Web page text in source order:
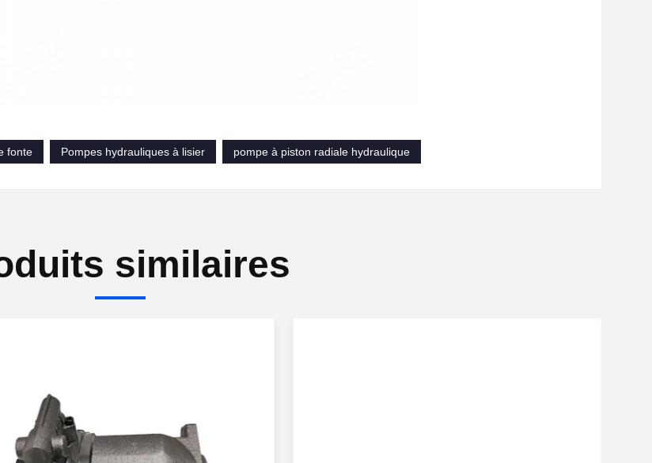
fonte
Pompes hydrauliques à lisier pompe à piston radiale hydraulique
similaires